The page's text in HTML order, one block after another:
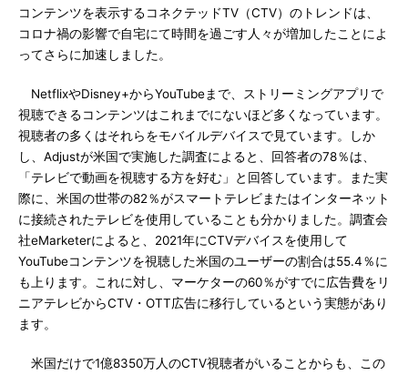
コンテンツを表示するコネクテッドTV（CTV）のトレンドは、
コロナ禍の影響で自宅にて時間を過ごす人々が増加したことによ
ってさらに加速しました。
NetflixやDisney+からYouTubeまで、ストリーミングアプリで
視聴できるコンテンツはこれまでにないほど多くなっています。
視聴者の多くはそれらをモバイルデバイスで見ています。しか
し、Adjustが米国で実施した調査によると、回答者の78％は、
「テレビで動画を視聴する方を好む」と回答しています。また実
際に、米国の世帯の82％がスマートテレビまたはインターネット
に接続されたテレビを使用していることも分かりました。調査会
社eMarketerによると、2021年にCTVデバイスを使用して
YouTubeコンテンツを視聴した米国のユーザーの割合は55.4％に
も上ります。これに対し、マーケターの60％がすでに広告費をリ
ニアテレビからCTV・OTT広告に移行しているという実態があり
ます。
米国だけで1億8350万人のCTV視聴者がいることからも、この